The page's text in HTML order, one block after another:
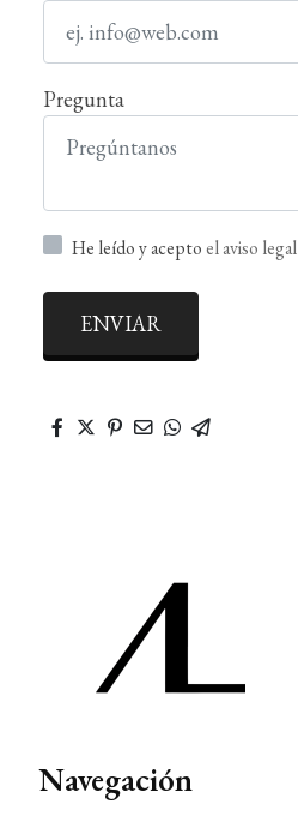
Pregunta
He leído y aceptoel aviso legal
ENVIAR
Navegación